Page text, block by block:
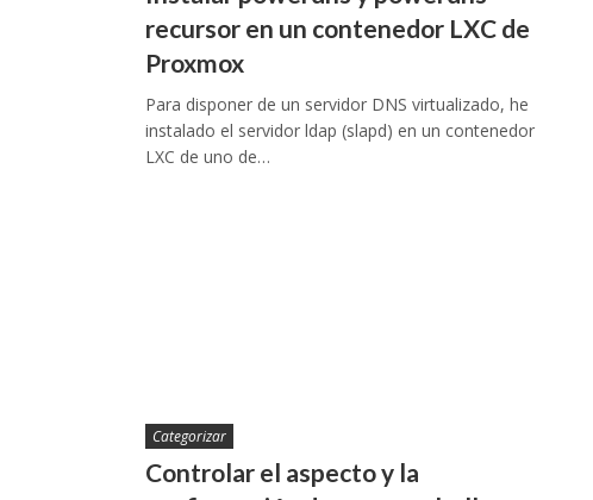
recursor en un contenedor LXC de
Proxmox
Para disponer de un servidor DNS virtualizado, he
instalado el servidor ldap (slapd) en un contenedor
LXC de uno de…
Categorizar
Controlar el aspecto y la